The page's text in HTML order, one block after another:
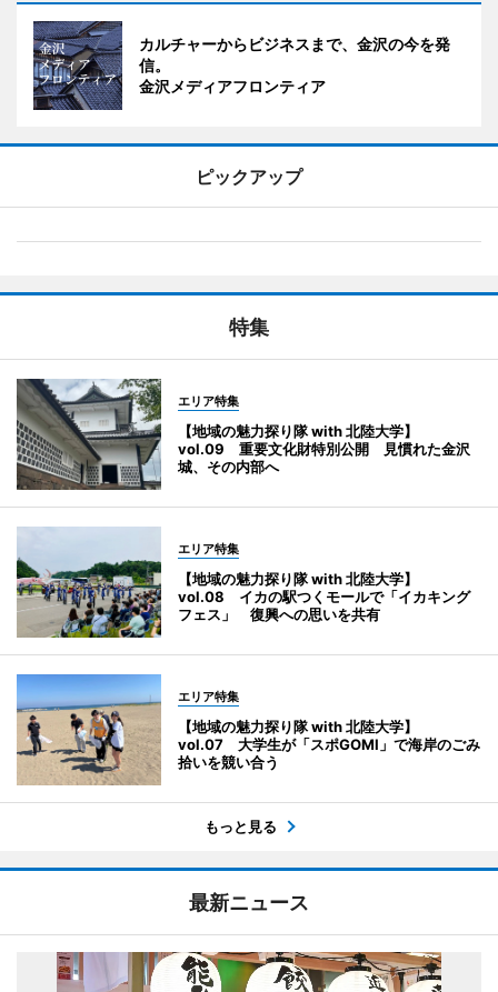
カルチャーからビジネスまで、金沢の今を発
信。
金沢メディアフロンティア
ピックアップ
特集
エリア特集
【地域の魅力探り隊 with 北陸大学】
vol.09 重要文化財特別公開 見慣れた金沢
城、その内部へ
エリア特集
【地域の魅力探り隊 with 北陸大学】
vol.08 イカの駅つくモールで「イカキング
フェス」 復興への思いを共有
エリア特集
【地域の魅力探り隊 with 北陸大学】
vol.07 大学生が「スポGOMI」で海岸のごみ
拾いを競い合う
もっと見る
最新ニュース